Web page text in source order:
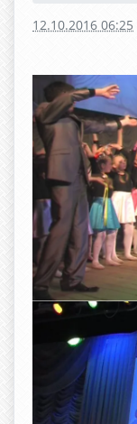
12.10.2016 06:25